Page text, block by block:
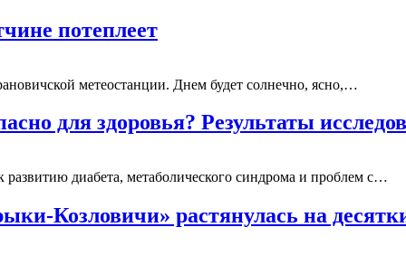
потеплеет
метеостанции. Днем будет солнечно, ясно,…
для здоровья? Результаты
диабета, метаболического синдрома и проблем с…
Козловичи» растянулась на